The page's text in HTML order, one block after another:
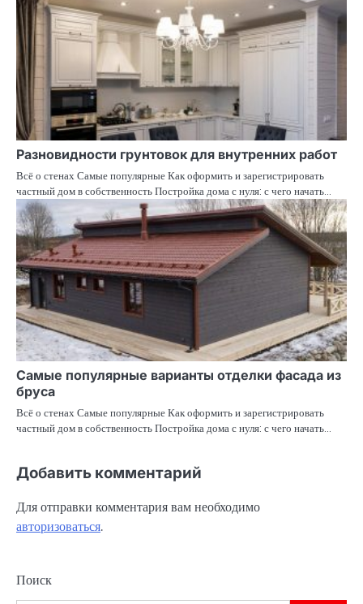
Разновидности грунтовок для внутренних работ
Всё о стенах Самые популярные Как оформить и зарегистрировать
частный дом в собственность Постройка дома с нуля: с чего начать…
Самые популярные варианты отделки фасада из
бруса
Всё о стенах Самые популярные Как оформить и зарегистрировать
частный дом в собственность Постройка дома с нуля: с чего начать…
Добавить комментарий
Для отправки комментария вам необходимо
авторизоваться.
Поиск